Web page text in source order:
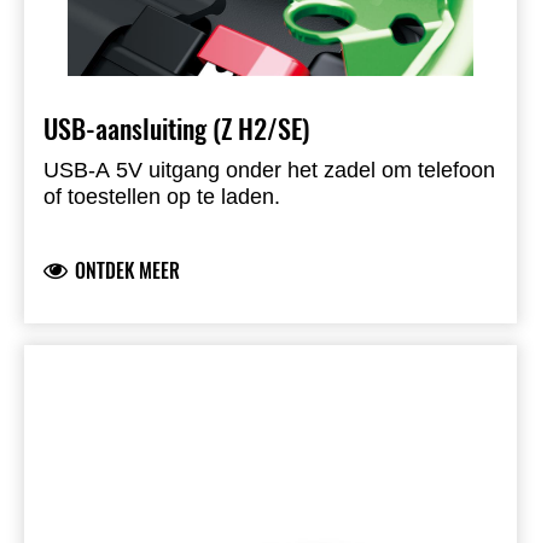
USB-aansluiting (Z H2/SE)
USB-A 5V uitgang onder het zadel om telefoon
of toestellen op te laden.
ONTDEK MEER